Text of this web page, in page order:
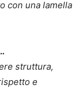
con una lamella
struttura,
e